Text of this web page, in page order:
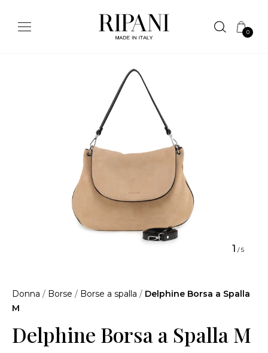
0
1 /5
Donna / Borse / Borse a spalla / Delphine Borsa a Spalla
M
Delphine Borsa a Spalla M